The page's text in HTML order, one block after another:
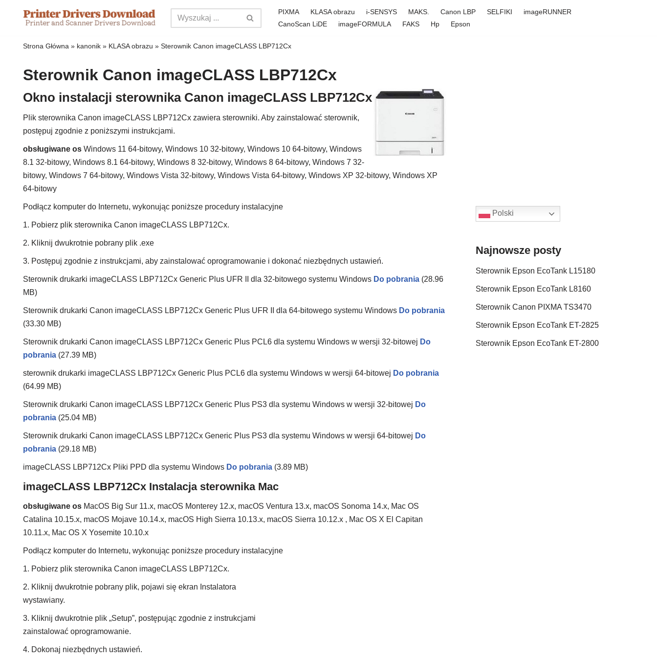
Przejdź
PIXMA KLASA obrazu i-SENSYS MAKS. Canon LBP SELFIKI
imageRUNNER
CanoScan LiDE
imageFORMULA FAKS Hp Epson
Strona Główna » kanonik » KLASA obrazu » Sterownik Canon imageCLASS LBP712Cx
Sterownik Canon imageCLASS LBP712Cx
Okno instalacji sterownika Canon imageCLASS LBP712Cx
Plik sterownika Canon imageCLASS LBP712Cx zawiera sterowniki. Aby zainstalować sterownik,
postępuj zgodnie z poniższymi instrukcjami.
obsługiwane os Windows 11 64-bitowy, Windows 10 32-bitowy, Windows 10 64-bitowy, Windows
8.1 32-bitowy, Windows 8.1 64-bitowy, Windows 8 32-bitowy, Windows 8 64-bitowy, Windows 7 32-
bitowy, Windows 7 64-bitowy, Windows Vista 32-bitowy, Windows Vista 64-bitowy, Windows XP 32-bitowy, Windows XP
64-bitowy
Podłącz komputer do Internetu, wykonując poniższe procedury instalacyjne
1. Pobierz plik sterownika Canon imageCLASS LBP712Cx.
2. Kliknij dwukrotnie pobrany plik .exe
3. Postępuj zgodnie z instrukcjami, aby zainstalować oprogramowanie i dokonać niezbędnych ustawień.
Sterownik drukarki imageCLASS LBP712Cx Generic Plus UFR II dla 32-bitowego systemu Windows Do pobrania (28.96
MB)
Sterownik drukarki Canon imageCLASS LBP712Cx Generic Plus UFR II dla 64-bitowego systemu Windows Do pobrania
(33.30 MB)
Sterownik drukarki Canon imageCLASS LBP712Cx Generic Plus PCL6 dla systemu Windows w wersji 32-bitowej Do
pobrania (27.39 MB)
sterownik drukarki imageCLASS LBP712Cx Generic Plus PCL6 dla systemu Windows w wersji 64-bitowej Do pobrania
(64.99 MB)
Sterownik drukarki Canon imageCLASS LBP712Cx Generic Plus PS3 dla systemu Windows w wersji 32-bitowej Do
pobrania (25.04 MB)
Sterownik drukarki Canon imageCLASS LBP712Cx Generic Plus PS3 dla systemu Windows w wersji 64-bitowej Do
pobrania (29.18 MB)
imageCLASS LBP712Cx Pliki PPD dla systemu Windows Do pobrania (3.89 MB)
imageCLASS LBP712Cx Instalacja sterownika Mac
obsługiwane os MacOS Big Sur 11.x, macOS Monterey 12.x, macOS Ventura 13.x, macOS Sonoma 14.x, Mac OS
Catalina 10.15.x, macOS Mojave 10.14.x, macOS High Sierra 10.13.x, macOS Sierra 10.12.x , Mac OS X El Capitan
10.11.x, Mac OS X Yosemite 10.10.x
Podłącz komputer do Internetu, wykonując poniższe procedury instalacyjne
1. Pobierz plik sterownika Canon imageCLASS LBP712Cx.
2. Kliknij dwukrotnie pobrany plik, pojawi się ekran Instalatora
wystawiany.
3. Kliknij dwukrotnie plik „Setup”, postępując zgodnie z instrukcjami
zainstalować oprogramowanie.
4. Dokonaj niezbędnych ustawień.
Polski
Najnowsze posty
Sterownik Epson EcoTank L15180
Sterownik Epson EcoTank L8160
Sterownik Canon PIXMA TS3470
Sterownik Epson EcoTank ET-2825
Sterownik Epson EcoTank ET-2800